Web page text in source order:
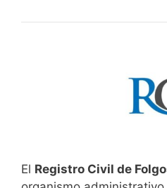
El Registro Civil de